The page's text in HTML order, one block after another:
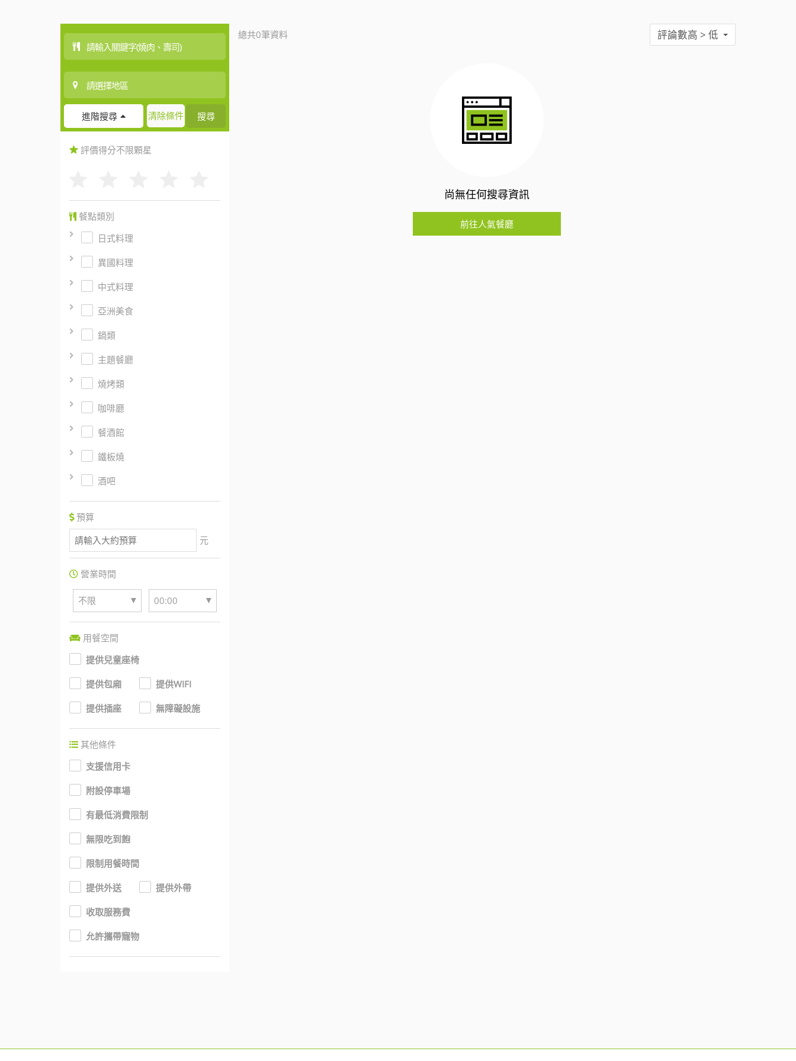
進階搜尋 清除條件 搜尋
評價得分不限顆星
餐點類別
日式料理
異國料理
中式料理
亞洲美食
鍋類
主題餐廳
燒烤類
咖啡廳
餐酒館
鐵板燒
酒吧
預算
元
營業時間
不限 ▼ 00:00 ▼
用餐空間
提供兒童座椅
提供包廂 提供WIFI
提供插座 無障礙設施
其他條件
支援信用卡
附設停車場
有最低消費限制
無限吃到飽
限制用餐時間
提供外送 提供外帶
收取服務費
允許攜帶寵物
總共0筆資料 評論數高 > 低
尚無任何搜尋資訊
前往人氣餐廳